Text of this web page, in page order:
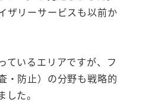
ザリーサービスも以前か
ているエリアですが、フ
・防止）の分野も戦略的
た。